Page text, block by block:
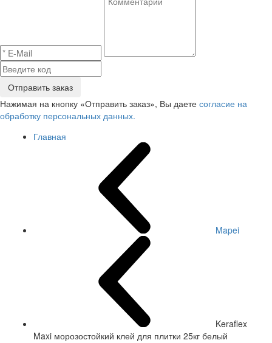
Отправить заказ
Нажимая на кнопку «Отправить заказ», Вы даете согласие на
обработку персональных данных.
Главная
Mapei
Keraflex
Maxi морозостойкий клей для плитки 25кг белый